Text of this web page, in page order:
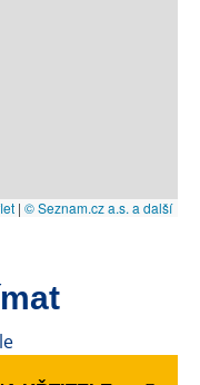
| © Seznam.cz a.s. a další